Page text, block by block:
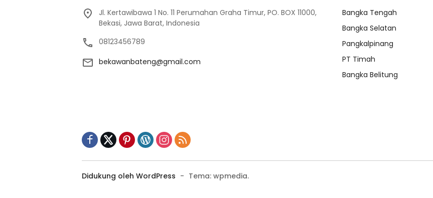
Jl. Kertawibawa 1 No. 11 Perumahan Graha Timur, PO. BOX 11000,
Bekasi, Jawa Barat, Indonesia
08123456789
bekawanbateng@gmail.com
Bangka Tengah
Bangka Selatan
Pangkalpinang
PT Timah
Bangka Belitung
Didukung oleh WordPress - Tema: wpmedia.